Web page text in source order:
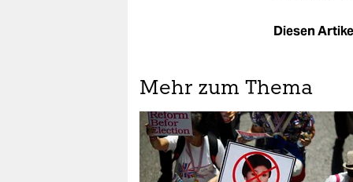
Diesen
Mehr zum Thema